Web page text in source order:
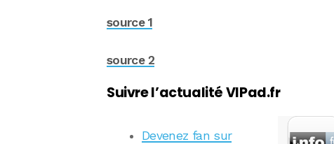
source 1
source 2
Suivre l’actualité VIPad.fr
Devenez fan sur